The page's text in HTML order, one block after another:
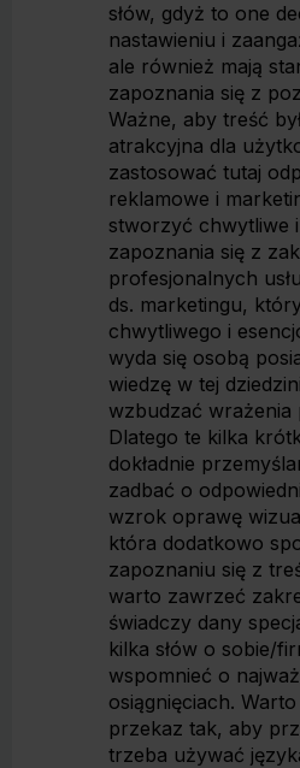
słów, gdyż to one
nastawieniu i
ale również mają
zapoznania się z
Ważne, aby treść
atrakcyjna dla
zastosować tutaj
reklamowe i
stworzyć chwytliwe
zapoznania się z
profesjonalnych
ds. marketingu,
chwytliwego i
wyda się osobą
wiedzę w tej
wzbudzać wrażenia
Dlatego te kilka
dokładnie
zadbać o
wzrok oprawę
która dodatkowo
zapoznaniu się z
warto zawrzeć
świadczy dany
kilka słów o sobie/
wspomnieć o
osiągnięciach.
przekaz tak, aby
trzeba używać